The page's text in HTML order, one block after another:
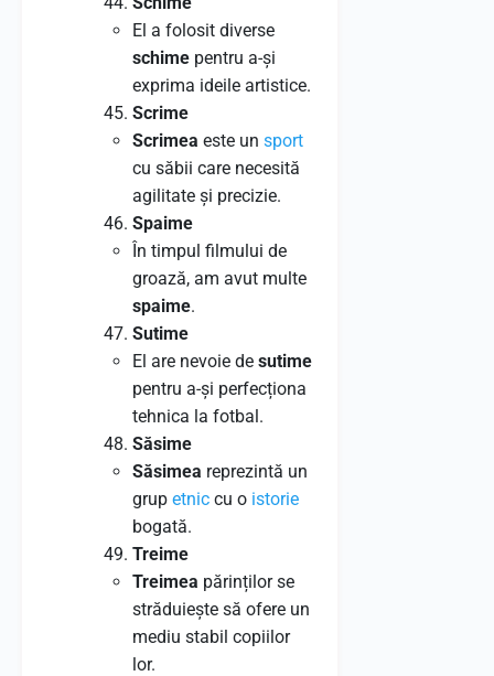
El a folosit diverse
schime pentru a-și
exprima ideile artistice.
Scrime
Scrimea este un sport
cu săbii care necesită
agilitate și precizie.
Spaime
În timpul filmului de
groază, am avut multe
spaime.
Sutime
El are nevoie de sutime
pentru a-și perfecționa
tehnica la fotbal.
Săsime
Săsimea reprezintă un
grup etnic cu o istorie
bogată.
Treime
Treimea părinților se
străduiește să ofere un
mediu stabil copiilor
lor.